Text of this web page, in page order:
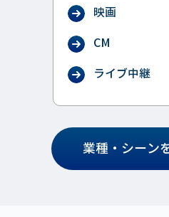
映画
CM
ライブ中継
業種・シーン